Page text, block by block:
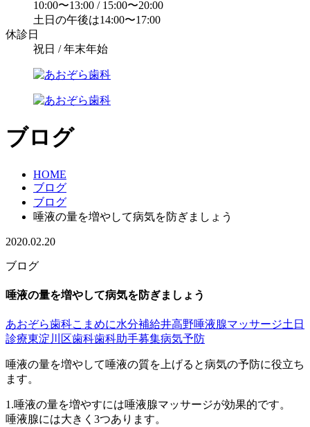
10:00〜13:00 / 15:00〜20:00
土日の午後は14:00〜17:00
休診日
祝日 / 年末年始
ブログ
HOME
ブログ
ブログ
唾液の量を増やして病気を防ぎましょう
2020.02.20
ブログ
唾液の量を増やして病気を防ぎましょう
あおぞら歯科こまめに水分補給井高野唾液腺マッサージ土日
診療東淀川区歯科歯科助手募集病気予防
唾液の量を増やして唾液の質を上げると病気の予防に役立ち
ます。
1.唾液の量を増やすには唾液腺マッサージが効果的です。
唾液腺には大きく3つあります。